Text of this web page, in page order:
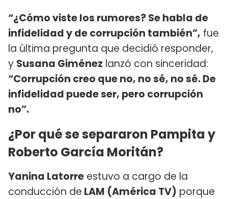
“¿Cómo viste los rumores? Se habla de
infidelidad y de corrupción también”, fue
la última pregunta que decidió responder,
y Susana Giménez lanzó con sinceridad:
“Corrupción creo que no, no sé, no sé. De
infidelidad puede ser, pero corrupción
no”.
¿Por qué se separaron Pampita y
Roberto García Moritán?
Yanina Latorre estuvo a cargo de la
conducción de LAM (América TV) porque